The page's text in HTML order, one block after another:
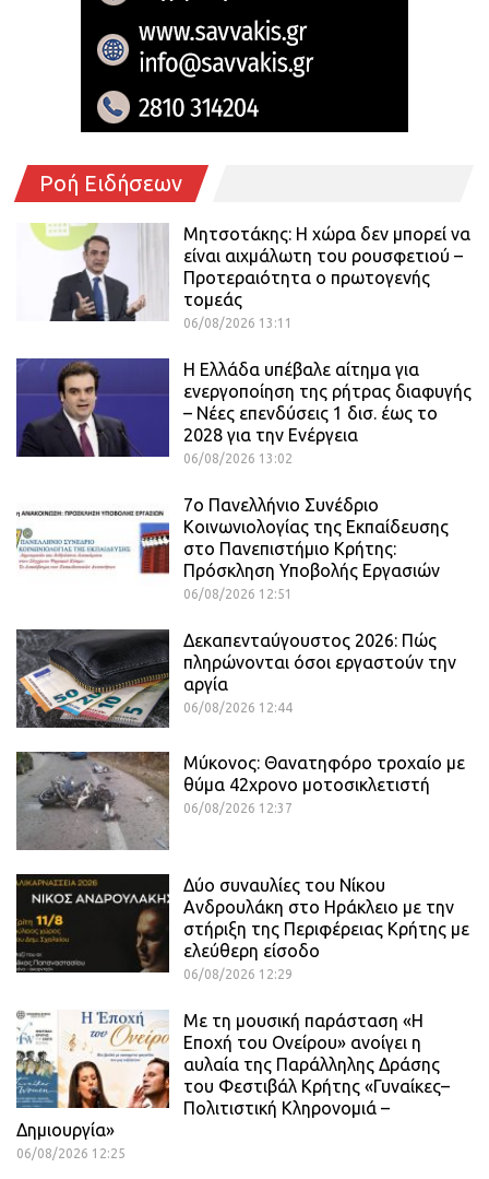
Ροή Ειδήσεων
Μητσοτάκης: Η χώρα δεν μπορεί να
είναι αιχμάλωτη του ρουσφετιού –
Προτεραιότητα ο πρωτογενής
τομεάς
06/08/2026 13:11
Η Ελλάδα υπέβαλε αίτημα για
ενεργοποίηση της ρήτρας διαφυγής
– Νέες επενδύσεις 1 δισ. έως το
2028 για την Ενέργεια
06/08/2026 13:02
7ο Πανελλήνιο Συνέδριο
Κοινωνιολογίας της Εκπαίδευσης
στο Πανεπιστήμιο Κρήτης:
Πρόσκληση Υποβολής Εργασιών
06/08/2026 12:51
Δεκαπενταύγουστος 2026: Πώς
πληρώνονται όσοι εργαστούν την
αργία
06/08/2026 12:44
Μύκονος: Θανατηφόρο τροχαίο με
θύμα 42χρονο μοτοσικλετιστή
06/08/2026 12:37
Δύο συναυλίες του Νίκου
Ανδρουλάκη στο Ηράκλειο με την
στήριξη της Περιφέρειας Κρήτης με
ελεύθερη είσοδο
06/08/2026 12:29
Με τη μουσική παράσταση «Η
Εποχή του Ονείρου» ανοίγει η
αυλαία της Παράλληλης Δράσης
του Φεστιβάλ Κρήτης «Γυναίκες–
Πολιτιστική Κληρονομιά –
Δημιουργία»
06/08/2026 12:25